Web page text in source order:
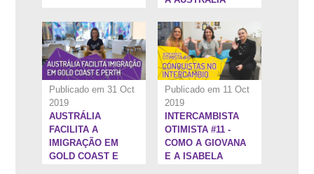
Publicado em 31 Oct
2019
AUSTRÁLIA
FACILITA A
IMIGRAÇÃO EM
GOLD COAST E
Publicado em 11 Oct
2019
INTERCAMBISTA
OTIMISTA #11 -
COMO A GIOVANA
E A ISABELA
20:41''